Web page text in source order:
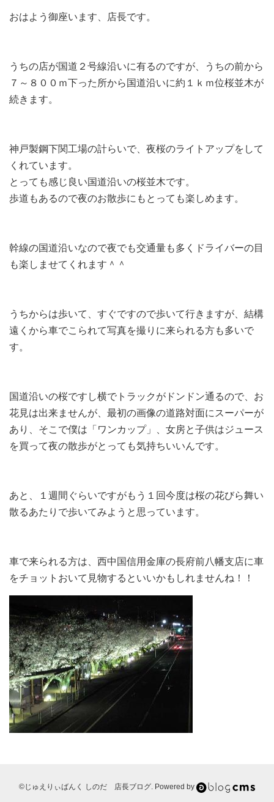
おはよう御座います、店長です。
うちの店が国道２号線沿いに有るのですが、うちの前から
７～８００ｍ下った所から国道沿いに約１ｋｍ位桜並木が
続きます。
神戸製鋼下関工場の計らいで、夜桜のライトアップをして
くれています。
とっても感じ良い国道沿いの桜並木です。
歩道もあるので夜のお散歩にもとっても楽しめます。
幹線の国道沿いなので夜でも交通量も多くドライバーの目
も楽しませてくれます＾＾
うちからは歩いて、すぐですので歩いて行きますが、結構
遠くから車でこられて写真を撮りに来られる方も多いで
す。
国道沿いの桜ですし横でトラックがドンドン通るので、お
花見は出来ませんが、最初の画像の道路対面にスーパーが
あり、そこで僕は「ワンカップ」、女房と子供はジュース
を買って夜の散歩がとっても気持ちいいんです。
あと、１週間ぐらいですがもう１回今度は桜の花びら舞い
散るあたりで歩いてみようと思っています。
車で来られる方は、西中国信用金庫の長府前八幡支店に車
をチョットおいて見物するといいかもしれませんね！！
©じゅえりぃばんく しのだ 店長ブログ. Powered by